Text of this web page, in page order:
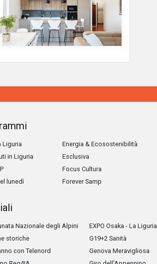
Liguria
in Liguria
lunedì
Energia & Ecosostenibilità
Esclusiva
Focus Cultura
Forever Samp
Nazionale degli Alpini
storiche
con Telenord
EXPO Osaka - La Liguria
G19+2 Sanità
Genova Meravigliosa